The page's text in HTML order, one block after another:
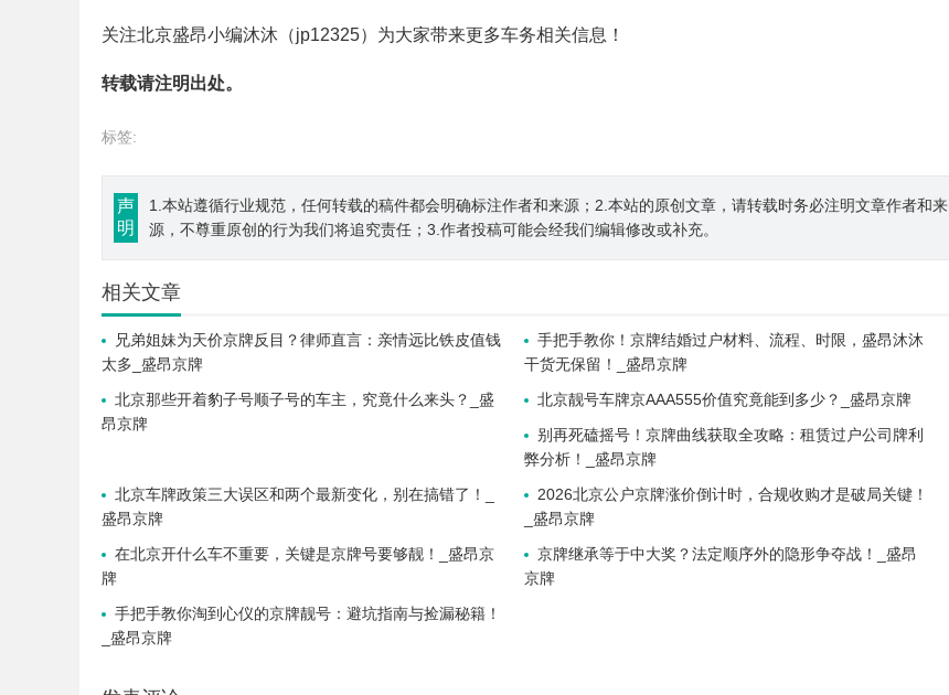
关注北京盛昂小编沐沐（jp12325）为大家带来更多车务相关信息！
转载请注明出处。
标签:
声
明
1.本站遵循行业规范，任何转载的稿件都会明确标注作者和来源；2.本站的原创文章，请转载时务必注明文章作者和来
源，不尊重原创的行为我们将追究责任；3.作者投稿可能会经我们编辑修改或补充。
相关文章
兄弟姐妹为天价京牌反目？律师直言：亲情远比铁皮值钱
太多_盛昂京牌
手把手教你！京牌结婚过户材料、流程、时限，盛昂沐沐
干货无保留！_盛昂京牌
北京那些开着豹子号顺子号的车主，究竟什么来头？_盛
昂京牌
北京靓号车牌京AAA555价值究竟能到多少？_盛昂京牌
别再死磕摇号！京牌曲线获取全攻略：租赁过户公司牌利
弊分析！_盛昂京牌
北京车牌政策三大误区和两个最新变化，别在搞错了！_
盛昂京牌
2026北京公户京牌涨价倒计时，合规收购才是破局关键！
_盛昂京牌
在北京开什么车不重要，关键是京牌号要够靓！_盛昂京
牌
京牌继承等于中大奖？法定顺序外的隐形争夺战！_盛昂
京牌
手把手教你淘到心仪的京牌靓号：避坑指南与捡漏秘籍！
_盛昂京牌